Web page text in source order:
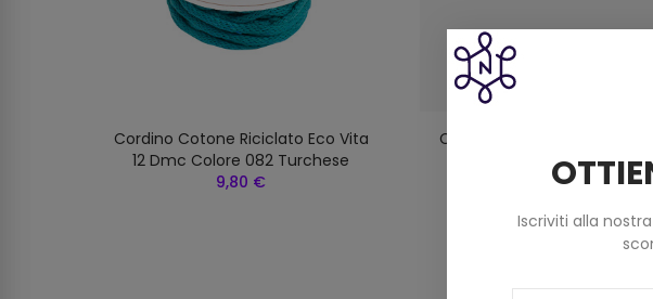
Cordino Cotone Riciclato Eco Vita
12 Dmc Colore 082 Turchese
9,80 €
Cordino Cotone Riciclato
12 Dmc Colore 05 Rosso
9,80 €
Iscriviti alla